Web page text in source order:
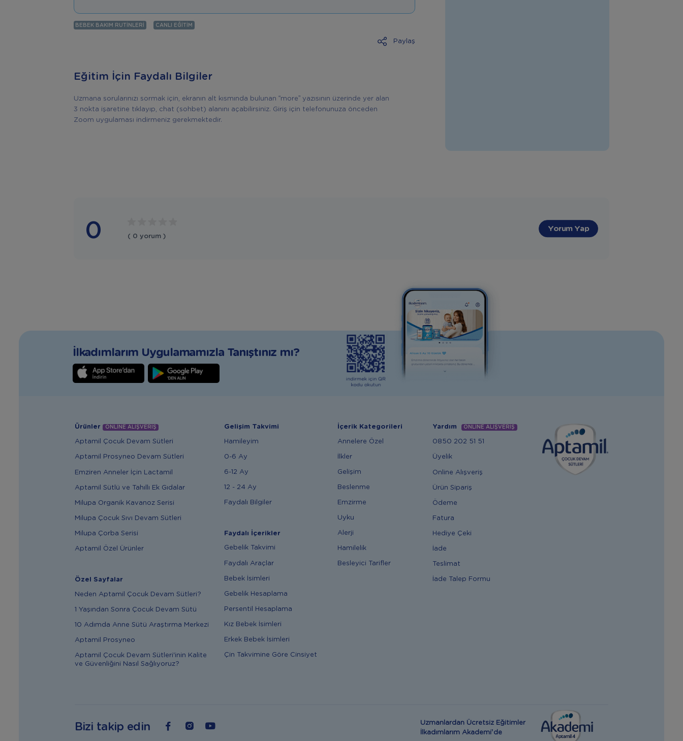
BEBEK BAKIM RUTINLERI CANLI EĞITIM
Paylaş
Eğitim İçin Faydalı Bilgiler
Uzmana sorularınızı sormak için, ekranın alt kısmında bulunan “more” yazısının üzerinde yer alan
3 nokta işaretine tıklayıp, chat (sohbet) alanını açabilirsiniz. Giriş için telefonunuza önceden
Zoom uygulaması indirmeniz gerekmektedir.
0 ( 0 yorum )
Yorum Yap
İlkadımlarım Uygulamamızla Tanıştınız mı?
Ürünler ONLİNE ALIŞVERİŞ
Aptamil Çocuk Devam Sütleri
Aptamil Prosyneo Devam Sütleri
Emziren Anneler İçin Lactamil
Aptamil Sütlü ve Tahıllı Ek Gıdalar
Milupa Organik Kavanoz Serisi
Milupa Çocuk Sıvı Devam Sütleri
Milupa Çorba Serisi
Aptamil Özel Ürünler
Özel Sayfalar
Neden Aptamil Çocuk Devam Sütleri?
1 Yaşından Sonra Çocuk Devam Sütü
10 Adımda Anne Sütü Araştırma Merkezi
Aptamil Prosyneo
Aptamil Çocuk Devam Sütleri'inin Kalite
ve Güvenliğini Nasıl Sağlıyoruz?
Gelişim Takvimi
Hamileyim
0-6 Ay
6-12 Ay
12 - 24 Ay
Faydalı Bilgiler
Faydalı İçerikler
Gebelik Takvimi
Faydalı Araçlar
Bebek İsimleri
Gebelik Hesaplama
Persentil Hesaplama
Kız Bebek İsimleri
Erkek Bebek İsimleri
Çin Takvimine Göre Cinsiyet
İçerik Kategorileri
Annelere Özel
İlkler
Gelişim
Beslenme
Emzirme
Uyku
Alerji
Hamilelik
Besleyici Tarifler
Yardım ONLİNE ALIŞVERİŞ
0850 202 51 51
Üyelik
Online Alışveriş
Ürün Sipariş
Ödeme
Fatura
Hediye Çeki
İade
Teslimat
İade Talep Formu
Bizi takip edin
Uzmanlardan Ücretsiz Eğitimler
İlkadımlarım Akademi’de